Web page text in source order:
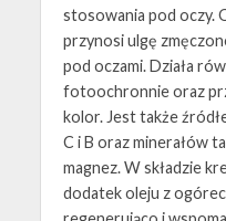
stosowania pod oczy.
przynosi ulgę
pod oczami. Działa
fotoochronnie oraz
kolor. Jest także
C i B oraz minerałów
magnez. W składzie
dodatek oleju z